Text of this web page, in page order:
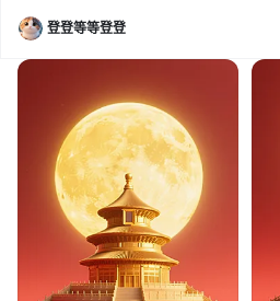
登登等等登登